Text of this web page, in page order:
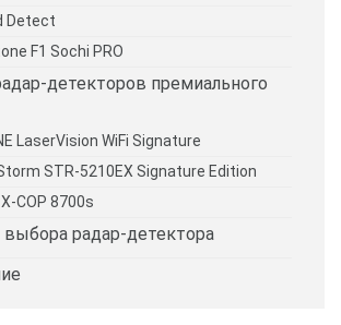
Detect
F1 Sochi PRO
детекторов премиального
LaserVision WiFi Signature
STR-5210EX Signature Edition
COP 8700s
выбора радар-детектора